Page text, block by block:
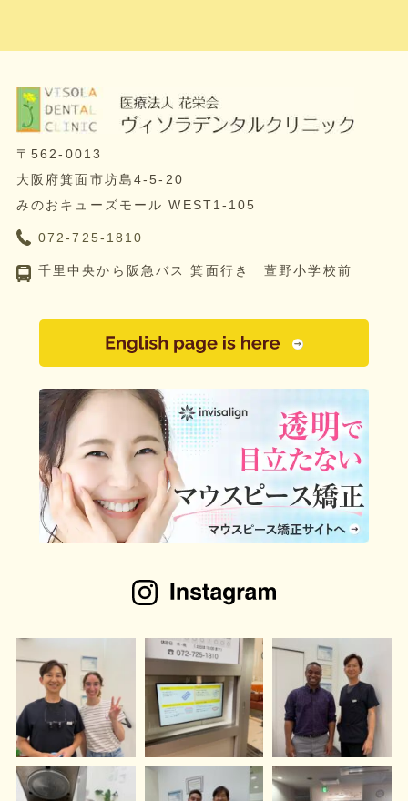
〒562-0013
大阪府箕面市坊島4-5-20
みのおキューズモール WEST1-105
072-725-1810
千里中央から阪急バス 箕面行き 萱野小学校前